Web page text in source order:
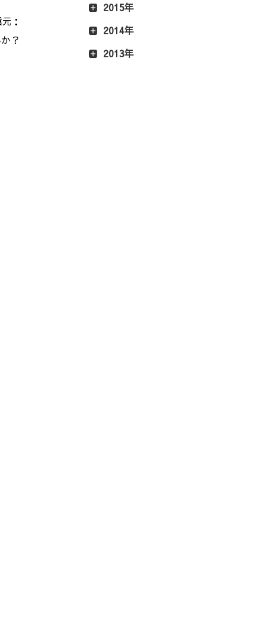
：
？
2015年
2014年
2013年